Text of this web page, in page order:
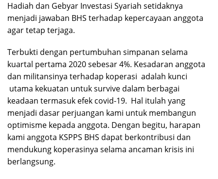
Hadiah dan Gebyar Investasi Syariah setidaknya
menjadi jawaban BHS terhadap kepercayaan anggota
agar tetap terjaga.
Terbukti dengan pertumbuhan simpanan selama
kuartal pertama 2020 sebesar 4%. Kesadaran anggota
dan militansinya terhadap koperasi adalah kunci
utama kekuatan untuk survive dalam berbagai
keadaan termasuk efek covid-19. Hal itulah yang
menjadi dasar perjuangan kami untuk membangun
optimisme kepada anggota. Dengan begitu, harapan
kami anggota KSPPS BHS dapat berkontribusi dan
mendukung koperasinya selama ancaman krisis ini
berlangsung.